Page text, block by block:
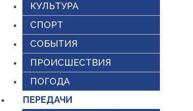
КУЛЬТУРА
СПОРТ
СОБЫТИЯ
ПРОИСШЕСТВИЯ
ПОГОДА
ПЕРЕДАЧИ